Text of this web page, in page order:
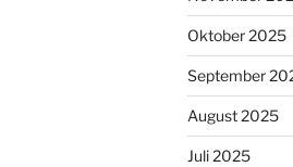
Oktober 2025
September
August 2025
Juli 2025